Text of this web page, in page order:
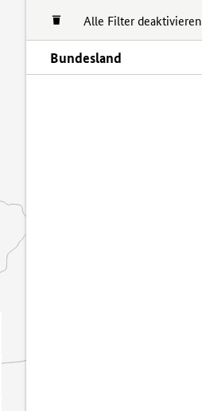
Alle Filter deaktivieren
Bundesland